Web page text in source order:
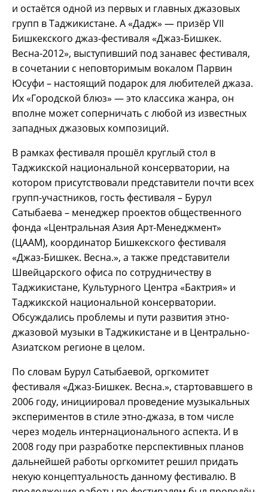
и остаётся одной из первых и главных джазовых
групп в Таджикистане. А «Дадж» — призёр VII
Бишкекского джаз-фестиваля «Джаз-Бишкек.
Весна-2012», выступивший под занавес фестиваля,
в сочетании с неповторимым вокалом Парвин
Юсуфи – настоящий подарок для любителей джаза.
Их «Городской блюз» — это классика жанра, он
вполне может соперничать с любой из известных
западных джазовых композиций.
В рамках фестиваля прошёл круглый стол в
Таджикской национальной консерватории, на
котором присутствовали представители почти всех
групп-участников, гость фестиваля – Бурул
Сатыбаева – менеджер проектов общественного
фонда «Центральная Азия Арт-Менеджмент»
(ЦААМ), координатор Бишкекского фестиваля
«Джаз-Бишкек. Весна.», а также представители
Швейцарского офиса по сотрудничеству в
Таджикистане, Культурного Центра «Бактрия» и
Таджикской национальной консерватории.
Обсуждались проблемы и пути развития этно-
джазовой музыки в Таджикистане и в Центрально-
Азиатском регионе в целом.
По словам Бурул Сатыбаевой, оргкомитет
фестиваля «Джаз-Бишкек. Весна.», стартовавшего в
2006 году, инициировал проведение музыкальных
экспериментов в стиле этно-джаза, в том числе
через модель интернационального аспекта. И в
2008 году при разработке перспективных планов
дальнейшей работы оргкомитет решил придать
некую концептуальность данному фестивалю. В